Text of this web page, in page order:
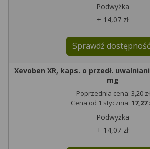
Podwyżka
+ 14,07 zł
Sprawdź dostępność
Xevoben XR, kaps. o przedł.
mg
Poprzednia cena: 3,20 zł
Cena od 1 stycznia: 17,27
Podwyżka
+ 14,07 zł